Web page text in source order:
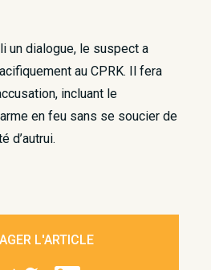
un dialogue, le suspect a
au CPRK. Il fera
incluant le
en feu sans se soucier de
d’autrui.
L'ARTICLE